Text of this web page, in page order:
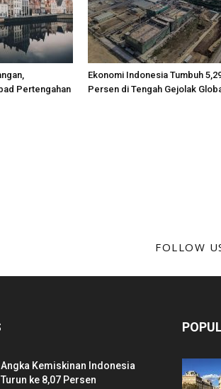
Pertengahan
Ekonomi Indonesia Tumbuh
Persen di Tengah Gejolak
FOLLOW
Angka Kemiskinan Indonesia
Turun ke 8,07 Persen